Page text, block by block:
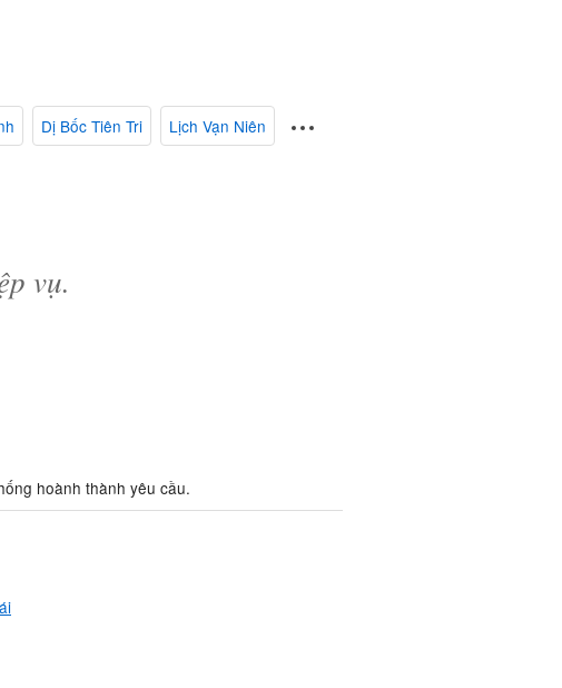
Dị Bốc Tiên Tri
Lịch Vạn Niên
vụ.
hoành thành yêu cầu.